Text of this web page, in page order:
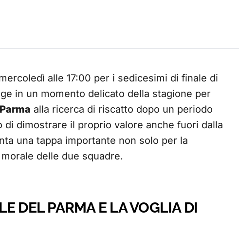
alle 17:00 per i sedicesimi di finale di
in un momento delicato della stagione per
Parma alla ricerca di riscatto dopo un periodo
di dimostrare il proprio valore anche fuori dalla
una tappa importante non solo per la
delle due squadre.
DEL PARMA E LA VOGLIA DI